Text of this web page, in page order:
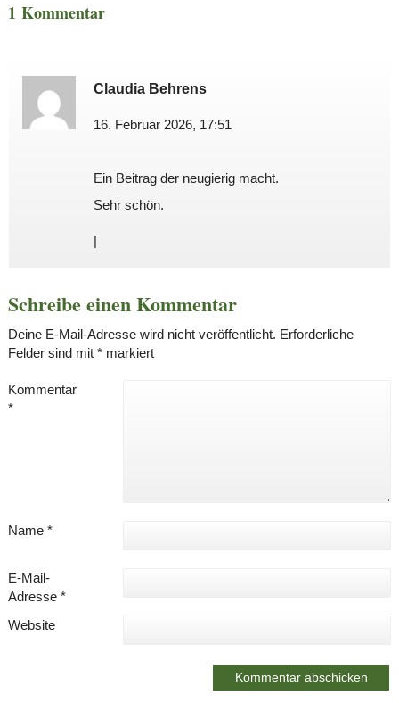
1 Kommentar
Claudia Behrens
16. Februar 2026, 17:51
Ein Beitrag der neugierig macht.
Sehr schön.
|
Schreibe einen Kommentar
Deine E-Mail-Adresse wird nicht veröffentlicht. Erforderliche
Felder sind mit *markiert
Kommentar
*
Name *
E-Mail-
Adresse *
Website